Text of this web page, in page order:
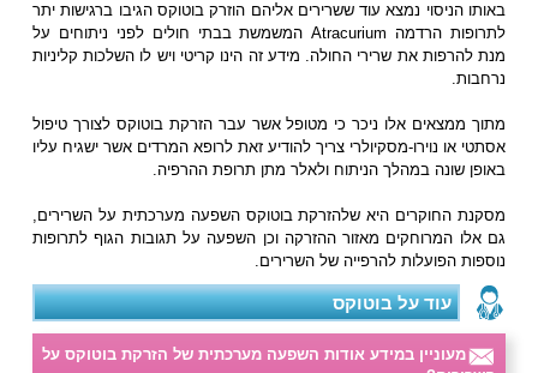
באותו הניסוי נמצא עוד ששרירים אליהם הוזרק בוטוקס הגיבו ברגישות יתר
לתרופות הרדמה Atracurium המשמשת בבתי חולים לפני ניתוחים על
מנת להרפות את שרירי החולה. מידע זה הינו קריטי ויש לו השלכות קליניות
נרחבות.
מתוך ממצאים אלו ניכר כי מטופל אשר עבר הזרקת בוטוקס לצורך טיפול
אסתטי או נוירו-מסקיולרי צריך להודיע זאת לרופא המרדים אשר ישגיח עליו
באופן שונה במהלך הניתוח ולאלר מתן תרופת ההרפיה.
מסקנת החוקרים היא שלהזרקת בוטוקס השפעה מערכתית על השרירים,
גם אלו המרוחקים מאזור ההזרקה וכן השפעה על תגובות הגוף לתרופות
נוספות הפועלות להרפייה של השרירים.
עוד על בוטוקס
מעוניין במידע אודות השפעה מערכתית של הזרקת בוטוקס על